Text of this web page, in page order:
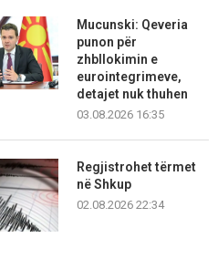
Mucunski: Qeveria
punon për
zhbllokimin e
eurointegrimeve,
detajet nuk thuhen
03.08.2026 16:35
Regjistrohet tërmet
në Shkup
02.08.2026 22:34